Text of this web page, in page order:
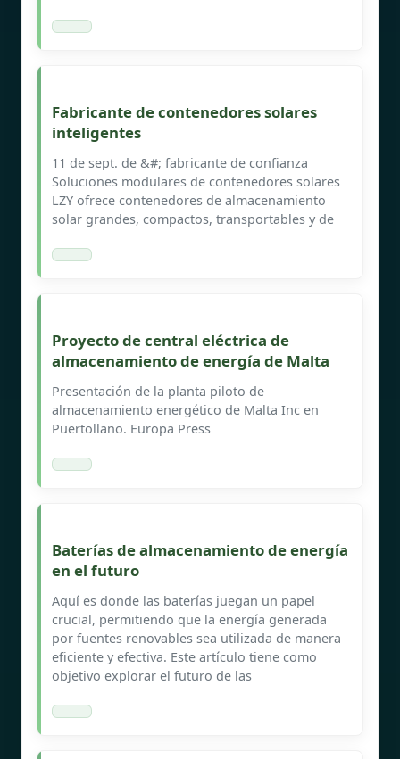
Fabricante de contenedores solares
inteligentes
11 de sept. de &#; fabricante de confianza
Soluciones modulares de contenedores solares
LZY ofrece contenedores de almacenamiento
solar grandes, compactos, transportables y de
Proyecto de central eléctrica de
almacenamiento de energía de Malta
Presentación de la planta piloto de
almacenamiento energético de Malta Inc en
Puertollano. Europa Press
Baterías de almacenamiento de energía
en el futuro
Aquí es donde las baterías juegan un papel
crucial, permitiendo que la energía generada
por fuentes renovables sea utilizada de manera
eficiente y efectiva. Este artículo tiene como
objetivo explorar el futuro de las